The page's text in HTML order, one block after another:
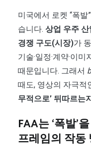
미국에서 로켓 “폭
습니다. 상업 우주
경쟁 구도(시장)가
기술·일정·계약·이
때문입니다. 그래서
때도, 영상의 자극적
무적으로’ 뒤따르는
FAA는 ‘폭발’
프레임의 작동